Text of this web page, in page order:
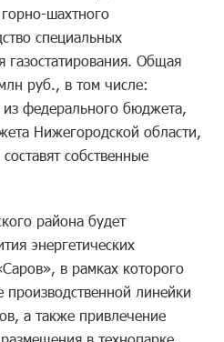
шахтного
специальных
газостатирования. Общая
руб., в том числе:
федерального бюджета,
Нижегородской области,
собственные
района будет
энергетических
в рамках которого
производственной линейки
а также привлечение